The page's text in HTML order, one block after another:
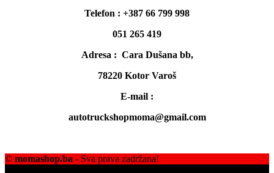
Telefon : +387 66 799 998
051 265 419
Adresa : Cara Dušana bb,
78220 Kotor Varoš
E-mail :
autotruckshopmoma@gmail.com
© momashop.ba - Sva prava zadržana!